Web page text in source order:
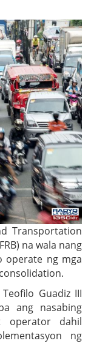
Transportation
na wala nang
operate ng mga
Guadiz III
ang nasabing
dahil
ng